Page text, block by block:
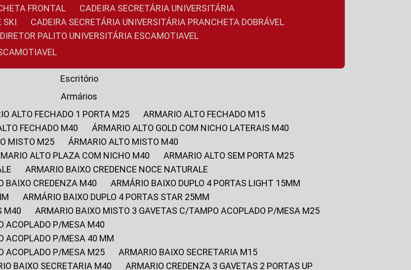
FRONTAL
CADEIRA SECRETÁRIA UNIVERSITÁRIA
SKI
CADEIRA SECRETÁRIA UNIVERSITÁRIA PRANCHETA DOBRÁVEL
DIRETOR PALITO UNIVERSITÁRIA ESCAMOTIAVEL
Escritório
Armários
ALTO FECHADO 1 PORTA M25
ARMARIO ALTO FECHADO M15
FECHADO M40
ÁRMARIO ALTO GOLD COM NICHO LATERAIS M40
MISTO M25
ÁRMARIO ALTO MISTO M40
ALTO PLAZA COM NICHO M40
ARMARIO ALTO SEM PORTA M25
ARMARIO BAIXO CREDENCE NOCE NATURALE
BAIXO CREDENZA M40
ARMÁRIO BAIXO DUPLO 4 PORTAS LIGHT 15MM
ARMÁRIO BAIXO DUPLO 4 PORTAS STAR 25MM
M40
ARMARIO BAIXO MISTO 3 GAVETAS C/TAMPO ACOPLADO P/MESA M25
ACOPLADO P/MESA M40
ACOPLADO P/MESA 40 MM
ACOPLADO P/MESA M25
ARMARIO BAIXO SECRETARIA M15
BAIXO SECRETARIA M40
ARMARIO CREDENZA 3 GAVETAS 2 PORTAS UP